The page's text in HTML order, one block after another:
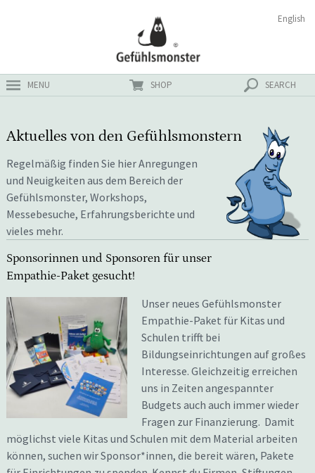
MENU SHOP SEARCH
English
Aktuelles von den Gefühlsmonstern
Regelmäßig finden Sie hier Anregungen
und Neuigkeiten aus dem Bereich der
Gefühlsmonster, Workshops,
Messebesuche, Erfahrungsberichte und
vieles mehr.
Sponsorinnen und Sponsoren für unser
Empathie-Paket gesucht!
Unser neues Gefühlsmonster
Empathie-Paket für Kitas und
Schulen trifft bei
Bildungseinrichtungen auf großes
Interesse. Gleichzeitig erreichen
uns in Zeiten angespannter
Budgets auch auch immer wieder
Fragen zur Finanzierung. Damit
möglichst viele Kitas und Schulen mit dem Material arbeiten
können, suchen wir Sponsor*innen, die bereit wären, Pakete